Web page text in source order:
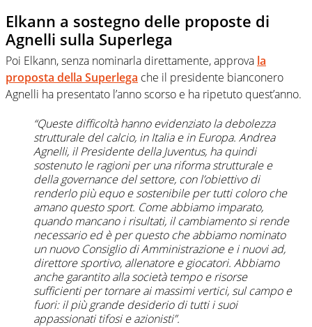
Elkann a sostegno delle proposte di
Agnelli sulla Superlega
Poi Elkann, senza nominarla direttamente, approva la
proposta della Superlega che il presidente bianconero
Agnelli ha presentato l’anno scorso e ha ripetuto quest’anno.
“Queste difficoltà hanno evidenziato la debolezza
strutturale del calcio, in Italia e in Europa. Andrea
Agnelli, il Presidente della Juventus, ha quindi
sostenuto le ragioni per una riforma strutturale e
della governance del settore, con l’obiettivo di
renderlo più equo e sostenibile per tutti coloro che
amano questo sport. Come abbiamo imparato,
quando mancano i risultati, il cambiamento si rende
necessario ed è per questo che abbiamo nominato
un nuovo Consiglio di Amministrazione e i nuovi ad,
direttore sportivo, allenatore e giocatori. Abbiamo
anche garantito alla società tempo e risorse
sufficienti per tornare ai massimi vertici, sul campo e
fuori: il più grande desiderio di tutti i suoi
appassionati tifosi e azionisti”.